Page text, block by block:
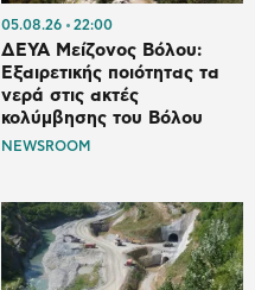
05.08.26 22:00
ΔΕΥΑ Μείζονος Βόλου:
Εξαιρετικής ποιότητας τα
νερά στις ακτές
κολύμβησης του Βόλου
NEWSROOM